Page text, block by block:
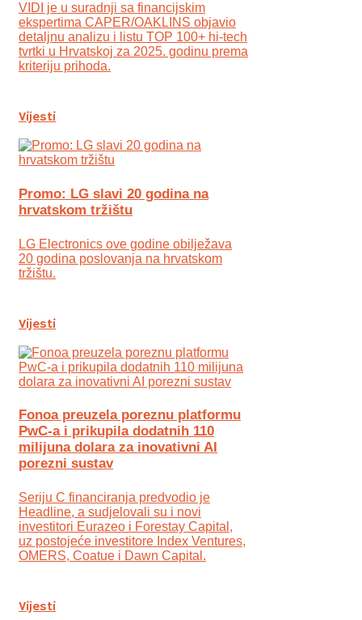
VIDI je u suradnji sa financijskim
ekspertima CAPER/OAKLINS objavio
detaljnu analizu i listu TOP 100+ hi-tech
tvrtki u Hrvatskoj za 2025. godinu prema
kriteriju prihoda.
Vijesti
Promo: LG slavi 20 godina na
hrvatskom tržištu
LG Electronics ove godine obilježava
20 godina poslovanja na hrvatskom
tržištu.
Vijesti
Fonoa preuzela poreznu platformu
PwC-a i prikupila dodatnih 110
milijuna dolara za inovativni AI
porezni sustav
Seriju C financiranja predvodio je
Headline, a sudjelovali su i novi
investitori Eurazeo i Forestay Capital,
uz postojeće investitore Index Ventures,
OMERS, Coatue i Dawn Capital.
Vijesti